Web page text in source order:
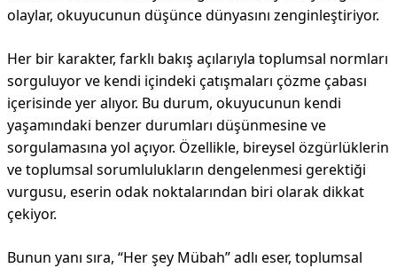
olaylar, okuyucunun düşünce dünyasını zenginleştiriyor.
Her bir karakter, farklı bakış açılarıyla toplumsal normları
sorguluyor ve kendi içindeki çatışmaları çözme çabası
içerisinde yer alıyor. Bu durum, okuyucunun kendi
yaşamındaki benzer durumları düşünmesine ve
sorgulamasına yol açıyor. Özellikle, bireysel özgürlüklerin
ve toplumsal sorumlulukların dengelenmesi gerektiği
vurgusu, eserin odak noktalarından biri olarak dikkat
çekiyor.
Bunun yanı sıra, “Her şey Mübah” adlı eser, toplumsal